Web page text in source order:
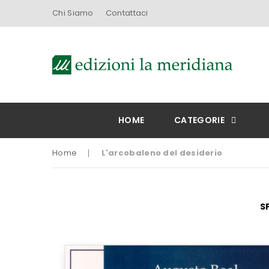
Chi Siamo Contattaci
HOME CATEGORIE
Home L'arcobaleno del desiderio
della
galleria